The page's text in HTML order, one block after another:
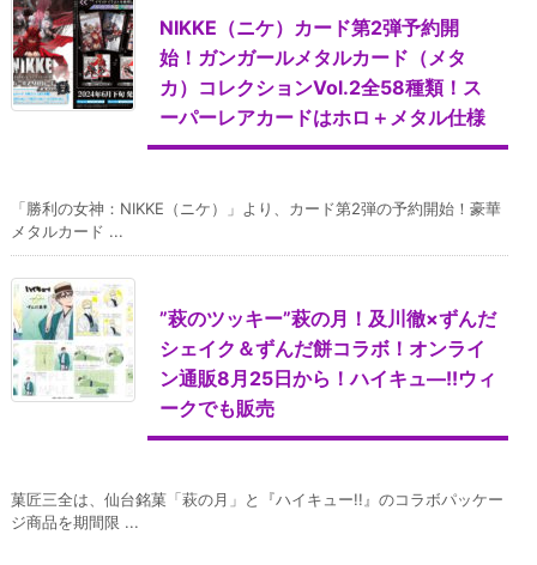
NIKKE（ニケ）カード第2弾予約開
始！ガンガールメタルカード（メタ
カ）コレクションVol.2全58種類！ス
ーパーレアカードはホロ＋メタル仕様
「勝利の女神：NIKKE（ニケ）」より、カード第2弾の予約開始！豪華
メタルカード ...
”萩のツッキー”萩の月！及川徹×ずんだ
シェイク＆ずんだ餅コラボ！オンライ
ン通販8月25日から！ハイキュ―!!ウィ
ークでも販売
菓匠三全は、仙台銘菓「萩の月」と『ハイキュー!!』のコラボパッケー
ジ商品を期間限 ...